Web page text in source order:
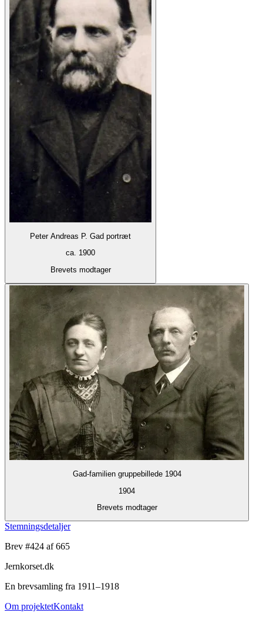
Peter Andreas P. Gad portræt
ca. 1900
Brevets modtager
Gad-familien gruppebillede 1904
1904
Brevets modtager
Stemningsdetaljer
Brev #424 af 665
Jernkorset.dk
En brevsamling fra 1911–1918
Om projektetKontakt